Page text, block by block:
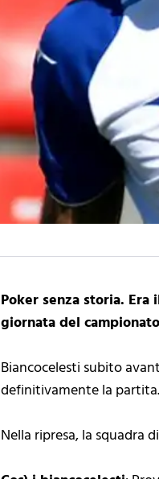
Poker senza storia.
giornata del
Biancocelesti subito
definitivamente la
Nella ripresa, la squadra